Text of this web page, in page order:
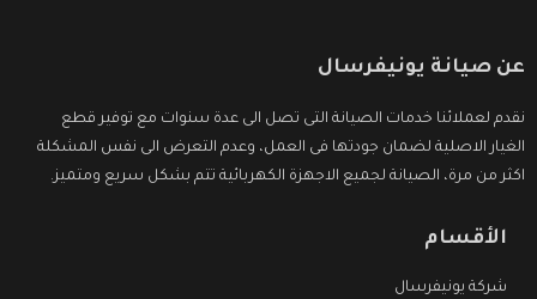
عن صيانة يونيفرسال
نقدم لعملائنا خدمات الصيانة التى تصل الى عدة سنوات مع توفير قطع
الغيار الاصلية لضمان جودتها فى العمل، وعدم التعرض الى نفس المشكلة
اكثر من مرة، الصيانة لجميع الاجهزة الكهربائية تتم بشكل سريع ومتميز.
الأقسام
شركة يونيفرسال